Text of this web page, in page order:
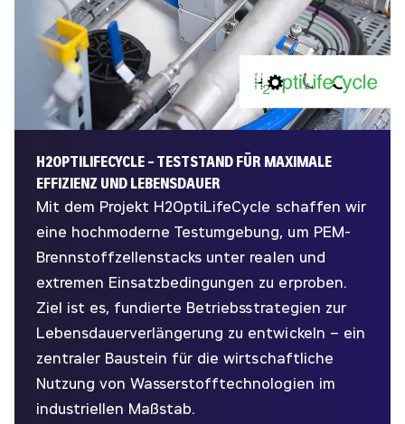
H2OPTILIFECYCLE – TESTSTAND FÜR MAXIMALE
EFFIZIENZ UND LEBENSDAUER
Mit dem Projekt H2OptiLifeCycle schaffen wir
eine hochmoderne Testumgebung, um PEM-
Brennstoffzellenstacks unter realen und
extremen Einsatzbedingungen zu erproben.
Ziel ist es, fundierte Betriebsstrategien zur
Lebensdauerverlängerung zu entwickeln – ein
zentraler Baustein für die wirtschaftliche
Nutzung von Wasserstofftechnologien im
industriellen Maßstab.